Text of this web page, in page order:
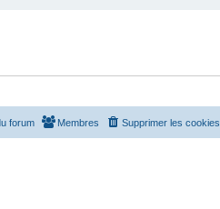
Supprimer les cookies
Membres
forum